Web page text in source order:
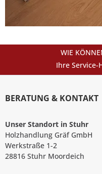
WIE
Ihre Service-
BERATUNG & KONTAKT
Unser Standort in Stuhr
Holzhandlung Gräf GmbH
Werkstraße 1-2
28816 Stuhr Moordeich